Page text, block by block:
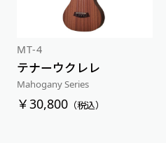
MT-4
テナーウクレレ
Mahogany Series
￥30,800（税込）